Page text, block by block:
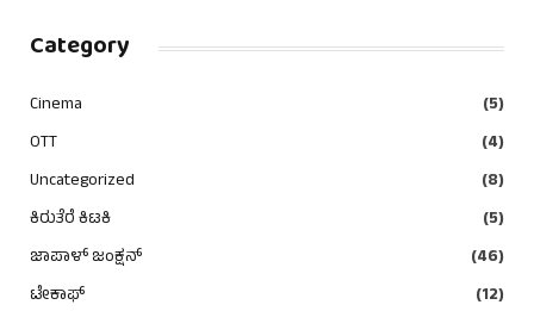
Category
Cinema
(5)
OTT
(4)
Uncategorized
(8)
ಕಿರುತೆರೆ ಕಿಟಕಿ
(5)
ಜಾಪಾಳ್ ಜಂಕ್ಷನ್
(46)
ಟೇಕಾಫ್
(12)